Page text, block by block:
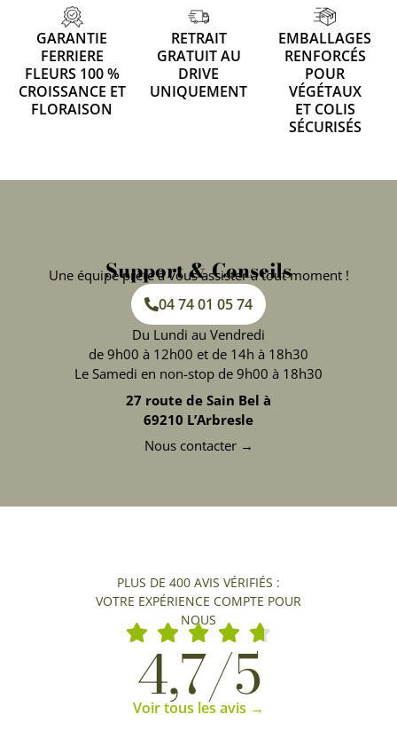
GARANTIE
FERRIERE
FLEURS 100 %
CROISSANCE ET
FLORAISON
RETRAIT
GRATUIT AU
DRIVE
UNIQUEMENT
EMBALLAGES
RENFORCÉS
POUR
VÉGÉTAUX
ET COLIS
SÉCURISÉS
Support & Conseils
Une équipe prête à vous assister à tout moment !
04 74 01 05 74
Du Lundi au Vendredi
de 9h00 à 12h00 et de 14h à 18h30
Le Samedi en non-stop de 9h00 à 18h30
27 route de Sain Bel à
69210 L’Arbresle
Nous contacter →
PLUS DE 400 AVIS VÉRIFIÉS :
VOTRE EXPÉRIENCE COMPTE POUR
NOUS
4,7/5
Voir tous les avis →